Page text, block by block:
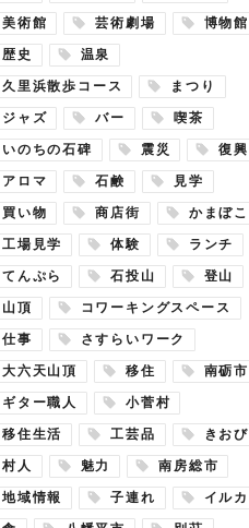
美術館 芸術劇場 博物館
歴史 温泉
久里浜散歩コース まつり
ジャズ バー 喫茶
いのちの石碑 震災 復興
アロマ 石鹸 見学
買い物 商店街 かまぼこ
工場見学 体験 ランチ
てんぷら 石投山 登山
山頂 コワーキングスペース
仕事 さすらいワーク
大六天山頂 移住 南砺市
ギター職人 小菅村
移住生活 工芸品 きおび
村人 魅力 南房総市
地域情報 子連れ イルカ